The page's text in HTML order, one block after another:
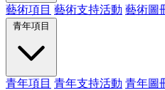
藝術項目 藝術支持活動 藝術圖
青年項目 青年支持活動 青年圖